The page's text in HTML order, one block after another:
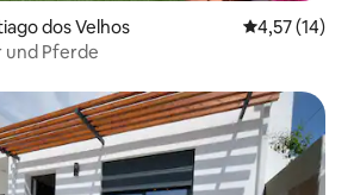
dos Velhos
4,57 (14)
und Pferde